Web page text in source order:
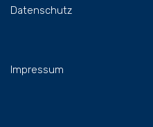
Datenschutz
Impressum